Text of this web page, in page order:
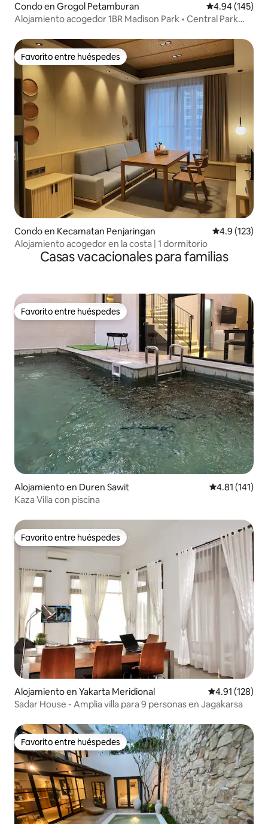
Condo en Grogol Petamburan Calificación
4.94 (145)
Alojamiento acogedor 1BR Madison Park • Central Park
Favorito entre huéspedes
Favorito entre huéspedes
Condo en Kecamatan Penjaringan Calificación
4.9 (123)
Alojamiento acogedor en la costa | 1 dormitorio
Casas vacacionales para familias
Favorito entre huéspedes
Favorito entre huéspedes
Alojamiento en Duren Sawit Calificación
4.81 (141)
Kaza Villa con piscina
Favorito entre huéspedes
Favorito entre huéspedes
Alojamiento en Yakarta Meridional Calificación
4.91 (128)
Sadar House - Amplia villa para 9 personas en Jagakarsa
Favorito entre huéspedes
Favorito entre huéspedes